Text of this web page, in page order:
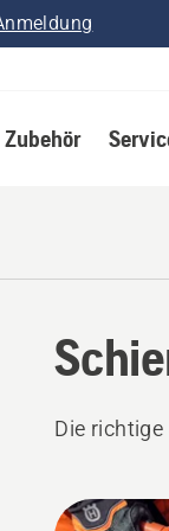
Die
Alle